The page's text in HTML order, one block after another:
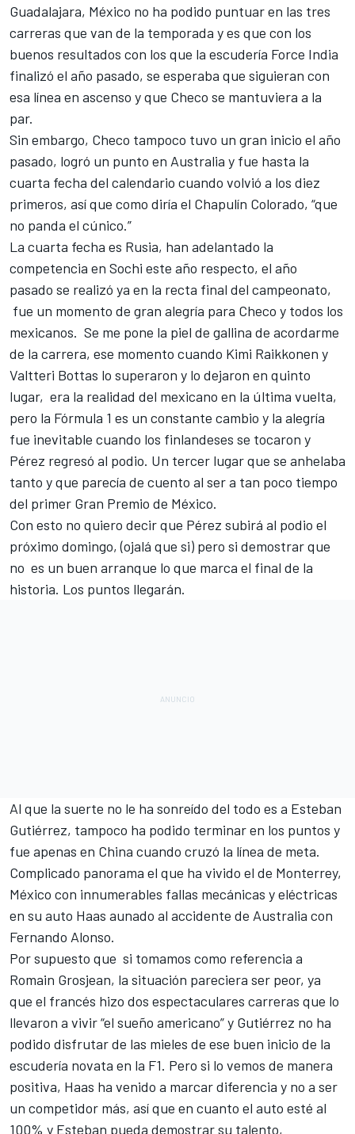
Guadalajara, México no ha podido puntuar en las tres
carreras que van de la temporada y es que con los
buenos resultados con los que la escudería Force India
finalizó el año pasado, se esperaba que siguieran con
esa línea en ascenso y que Checo se mantuviera a la
par.
Sin embargo, Checo tampoco tuvo un gran inicio el año
pasado, logró un punto en Australia y fue hasta la
cuarta fecha del calendario cuando volvió a los diez
primeros, así que como diría el Chapulín Colorado, “que
no panda el cúnico.”
La cuarta fecha es Rusia, han adelantado la
competencia en Sochi este año respecto, el año
pasado se realizó ya en la recta final del campeonato,
fue un momento de gran alegría para Checo y todos los
mexicanos. Se me pone la piel de gallina de acordarme
de la carrera, ese momento cuando Kimi Raikkonen y
Valtteri Bottas lo superaron y lo dejaron en quinto
lugar, era la realidad del mexicano en la última vuelta,
pero la Fórmula 1 es un constante cambio y la alegría
fue inevitable cuando los finlandeses se tocaron y
Pérez regresó al podio. Un tercer lugar que se anhelaba
tanto y que parecía de cuento al ser a tan poco tiempo
del primer Gran Premio de México.
Con esto no quiero decir que Pérez subirá al podio el
próximo domingo, (ojalá que si) pero si demostrar que
no es un buen arranque lo que marca el final de la
historia. Los puntos llegarán.
Al que la suerte no le ha sonreído del todo es a Esteban
Gutiérrez, tampoco ha podido terminar en los puntos y
fue apenas en China cuando cruzó la línea de meta.
Complicado panorama el que ha vivido el de Monterrey,
México con innumerables fallas mecánicas y eléctricas
en su auto Haas aunado al accidente de Australia con
Fernando Alonso.
Por supuesto que si tomamos como referencia a
Romain Grosjean, la situación pareciera ser peor, ya
que el francés hizo dos espectaculares carreras que lo
llevaron a vivir “el sueño americano” y Gutiérrez no ha
podido disfrutar de las mieles de ese buen inicio de la
escudería novata en la F1. Pero si lo vemos de manera
positiva, Haas ha venido a marcar diferencia y no a ser
un competidor más, así que en cuanto el auto esté al
100% y Esteban pueda demostrar su talento,